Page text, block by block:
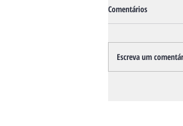
Comentários
Escreva um